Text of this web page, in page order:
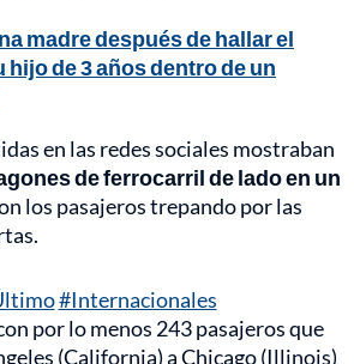
madre después de hallar el
hijo de 3 años dentro de un
en las redes sociales mostraban
de ferrocarril de lado en un
los pasajeros trepando por las
#Internacionales
por lo menos 243 pasajeros que
(California) a Chicago (Illinois)